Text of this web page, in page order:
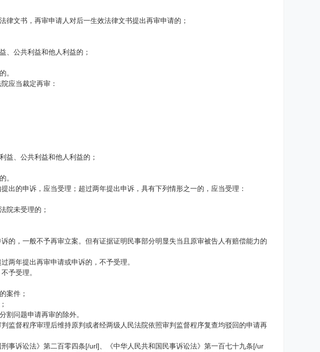
文书，再审申请人对后一生效法律文书提出再审申请的；
、公共利益和他人利益的；
。
应当裁定再审：
益、公共利益和他人利益的；
。
的申诉，应当受理；超过两年提出申诉，具有下列情形之一的，应当受理：
院未受理的；
，一般不予再审立案。但有证据证明民事部分明显失当且原审被告人有赔偿能力的
年提出再审申请或申诉的，不予受理。
予受理。
案件；
割问题申请再审的除外。
督程序审理后维持原判或者经两级人民法院依照审判监督程序复查均驳回的申请再
事诉讼法》第二百零四条[/url]、《中华人民共和国民事诉讼法》第一百七十九条[/ur